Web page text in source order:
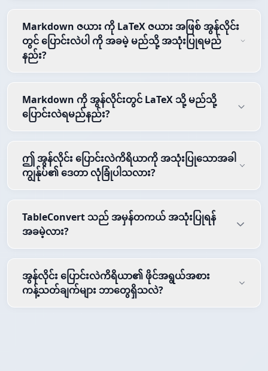
Markdown ဇယား ကို LaTeX ဇယား အဖြစ် အွန်လိုင်း
တွင် ပြောင်းလဲပါ ကို အခမဲ့ မည်သို့ အသုံးပြုရမည်
နည်း?
Markdown ကို အွန်လိုင်းတွင် LaTeX သို့ မည်သို့
ပြောင်းလဲရမည်နည်း?
ဤ အွန်လိုင်း ပြောင်းလဲကိရိယာကို အသုံးပြုသောအခါ
ကျွန်ုပ်၏ ဒေတာ လုံခြုံပါသလား?
TableConvert သည် အမှန်တကယ် အသုံးပြုရန်
အခမဲ့လား?
အွန်လိုင်း ပြောင်းလဲကိရိယာ၏ ဖိုင်အရွယ်အစား
ကန့်သတ်ချက်များ ဘာတွေရှိသလဲ?